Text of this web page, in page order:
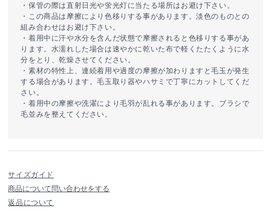
・保管の際は直射日光や蛍光灯に当たる場所はお避け下さい。
・この商品は摩擦により色移りする事があります。淡色のものとの
組み合わせはお避け下さい。
・着用中に汗や水分を含んだ状態で摩擦されると色移りする事があ
ります。水濡れした場合は速やかに乾いた布で軽くたたくように水
分をとり、乾燥させてください。
・素材の特性上、連続着用や過度の摩擦が加わりますと毛玉が発生
する場合があります。毛玉取り器やハサミで丁寧にカットしてくだ
さい。
・着用中の摩擦や洗濯により毛羽が乱れる事があります。ブラシで
毛並みを整えてください。
サイズガイド
商品について問い合わせをする
返品について